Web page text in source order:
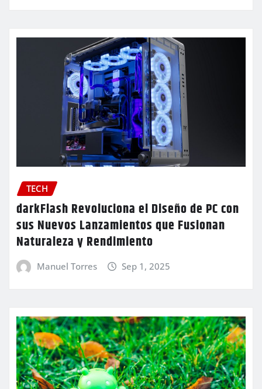
TECH
darkFlash Revoluciona el Diseño de PC con
sus Nuevos Lanzamientos que Fusionan
Naturaleza y Rendimiento
Manuel Torres Sep 1, 2025